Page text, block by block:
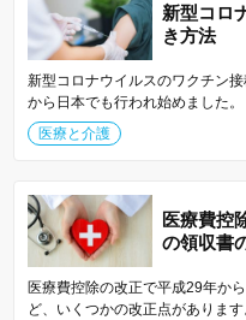
新型コロ
き方法
新型コロナウイルスのワクチン
から日本でも行われ始めました
医療と介護
医療費控
の領収書
医療費控除の改正で平成29年か
ど、いくつかの改正点がありま